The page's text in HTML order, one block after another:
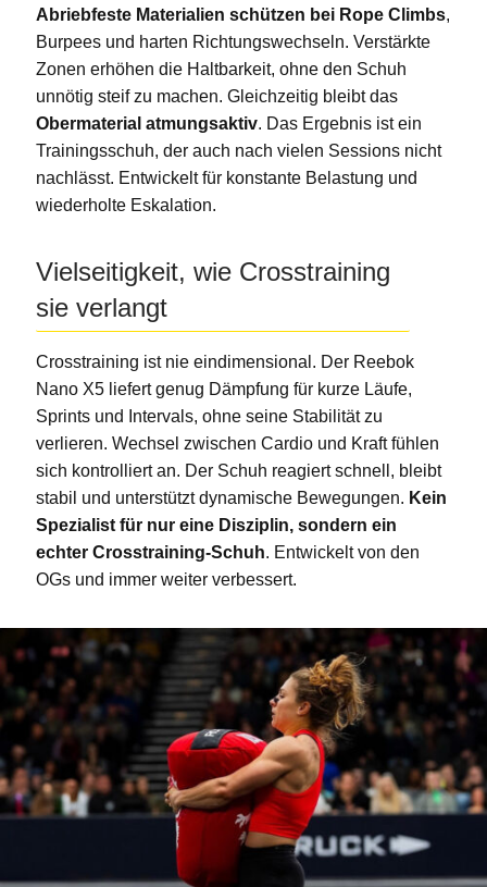
Abriebfeste Materialien schützen bei Rope Climbs,
Burpees und harten Richtungswechseln. Verstärkte
Zonen erhöhen die Haltbarkeit, ohne den Schuh
unnötig steif zu machen. Gleichzeitig bleibt das
Obermaterial atmungsaktiv. Das Ergebnis ist ein
Trainingsschuh, der auch nach vielen Sessions nicht
nachlässt. Entwickelt für konstante Belastung und
wiederholte Eskalation.
Vielseitigkeit, wie Crosstraining
sie verlangt
Crosstraining ist nie eindimensional. Der Reebok
Nano X5 liefert genug Dämpfung für kurze Läufe,
Sprints und Intervals, ohne seine Stabilität zu
verlieren. Wechsel zwischen Cardio und Kraft fühlen
sich kontrolliert an. Der Schuh reagiert schnell, bleibt
stabil und unterstützt dynamische Bewegungen. Kein
Spezialist für nur eine Disziplin, sondern ein
echter Crosstraining-Schuh. Entwickelt von den
OGs und immer weiter verbessert.